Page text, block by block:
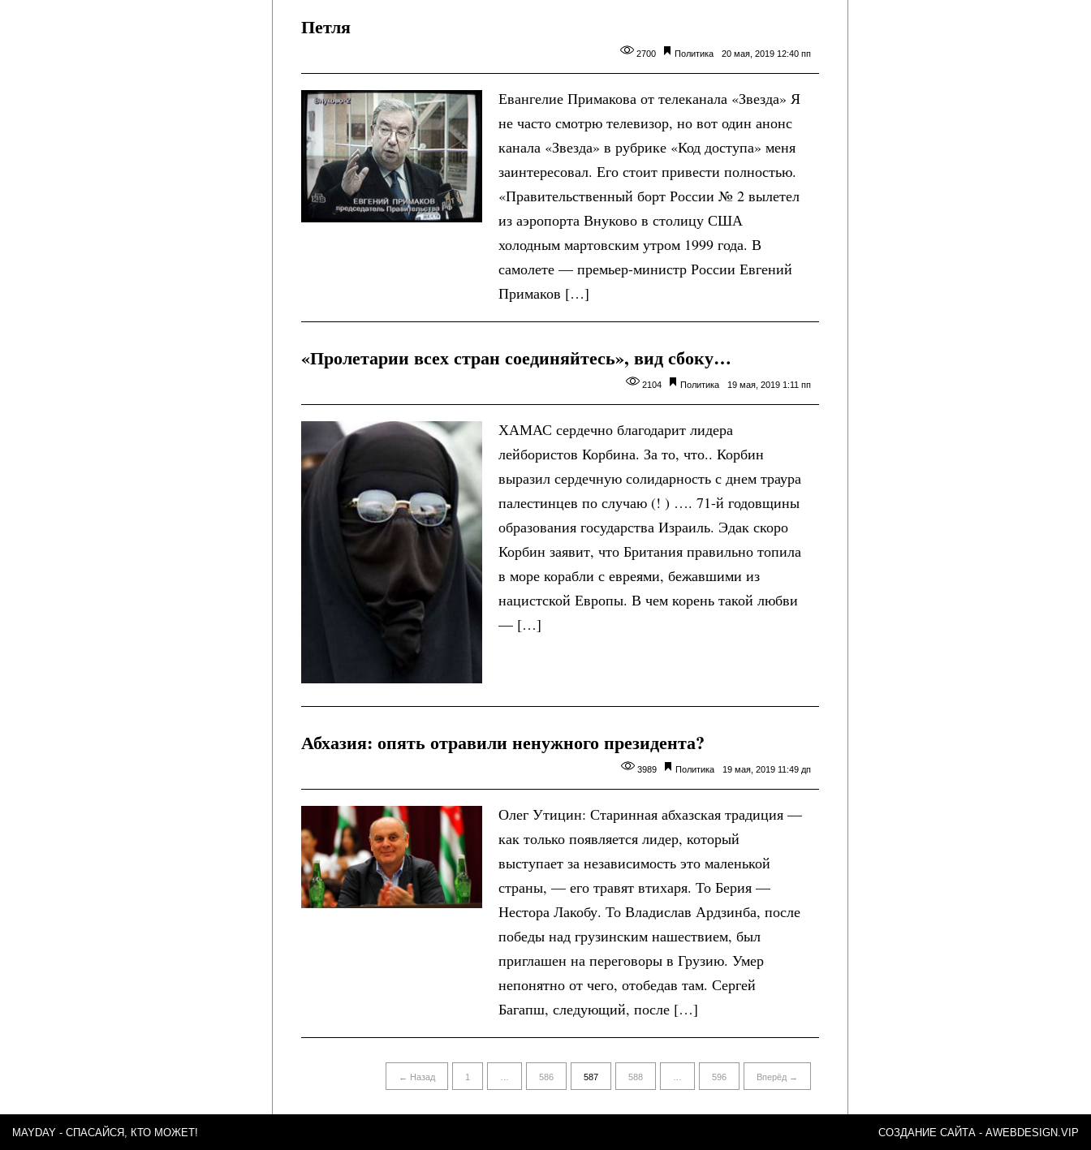
Петля
20 мая, 2019 12:40 пп
Политика
2700
Евангелие Примакова от телеканала «Звезда» Я
не часто смотрю телевизор, но вот один анонс
канала «Звезда» в рубрике «Код доступа» меня
заинтересовал. Его стоит привести полностью.
«Правительственный борт России № 2 вылетел
из аэропорта Внуково в столицу США
холодным мартовским утром 1999 года. В
самолете — премьер-министр России Евгений
Примаков […]
«Пролетарии всех стран соединяйтесь», вид сбоку…
19 мая, 2019 1:11 пп
Политика
2104
ХАМАС сердечно благодарит лидера
лейбористов Корбина. За то, что.. Корбин
выразил сердечную солидарность с днем траура
палестинцев по случаю (! ) …. 71-й годовщины
образования государства Израиль. Эдак скоро
Корбин заявит, что Британия правильно топила
в море корабли с евреями, бежавшими из
нацистской Европы. В чем корень такой любви
— […]
Абхазия: опять отравили ненужного президента?
19 мая, 2019 11:49 дп
Политика
3989
Олег Утицин: Старинная абхазская традиция —
как только появляется лидер, который
выступает за независимость это маленькой
страны, — его травят втихаря. То Берия —
Нестора Лакобу. То Владислав Ардзинба, после
победы над грузинским нашествием, был
приглашен на переговоры в Грузию. Умер
непонятно от чего, отобедав там. Сергей
Багапш, следующий, после […]
← Назад 1 586 587 588 596 Вперёд →
MAYDAY - СПАСАЙСЯ, КТО МОЖЕТ! СОЗДАНИЕ САЙТА - AWEBDESIGN.VIP